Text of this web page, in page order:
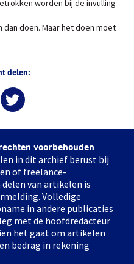
worden bij de invulling
doen. Maar het doen moet
delen:
voorbehouden
in dit archief berust bij
of freelance-
van artikelen is
Volledige
in andere publicaties
met de hoofdredacteur
het gaat om artikelen
bedrag in rekening